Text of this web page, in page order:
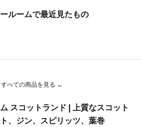
ルームで最近見たもの
べての商品を見る ←
スコットランド | 上質なスコット
、ジン、スピリッツ、葉巻